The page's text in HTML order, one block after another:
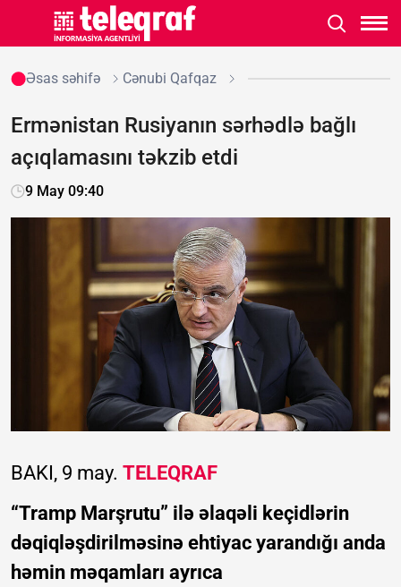
Əsas səhifə Cənubi Qafqaz
Ermənistan Rusiyanın sərhədlə bağlı
açıqlamasını təkzib etdi
9 May 09:40
BAKI, 9 may. TELEQRAF
“Tramp Marşrutu” ilə əlaqəli keçidlərin
dəqiqləşdirilməsinə ehtiyac yarandığı anda
həmin məqamları ayrıca